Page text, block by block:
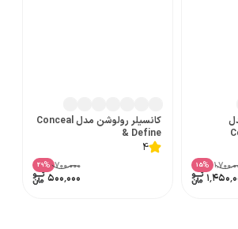
52 مدل
%
15
کانسیلر رولوشن مدل Conceal
& Define
4
۷۰۰٬۰۰۰ %
29
۵۰۰٬۰۰۰